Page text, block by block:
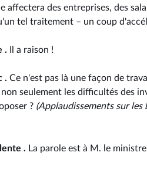
affectera des entreprises, des
tel traitement – un coup
. Il a raison !
. Ce n'est pas là une façon de
seulement les difficultés des
? (Applaudissements sur les
. La parole est à M. le